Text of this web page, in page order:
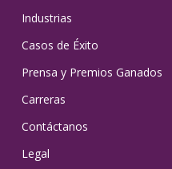
Industrias
Casos de Éxito
Prensa y Premios Ganados
Carreras
Contáctanos
Legal